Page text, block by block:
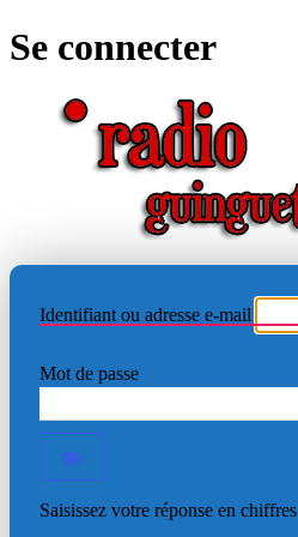
Se connecter
Identifiant ou adresse e-mail
Mot de passe
Saisissez votre réponse en chiffres